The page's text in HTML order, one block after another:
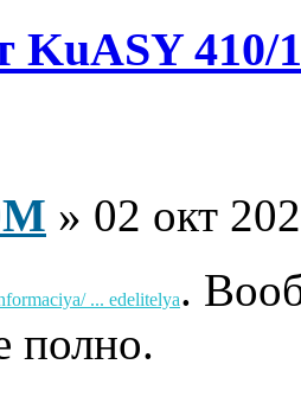
KuASY 410/
» 02 окт
... edelitelya.
полно.